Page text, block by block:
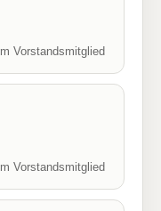
Vorstandsmitglied
Vorstandsmitglied